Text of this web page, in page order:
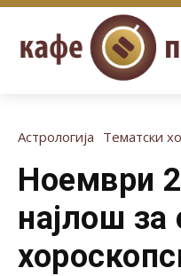
Астрологија Тематски
Ноември
најлош за